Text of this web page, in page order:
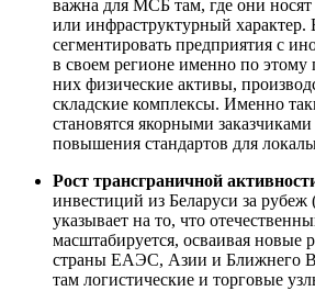
важна для МСБ там, где они
или инфраструктурный
сегментировать предприятия с
в своем регионе именно по этому
них физические активы,
складские комплексы. Именно
становятся якорными
повышения стандартов для
Рост трансграничной
инвестиций из Беларуси за рубеж
указывает на то, что
масштабируется, осваивая новые
страны ЕАЭС, Азии и Ближнего
там логистические и торговые